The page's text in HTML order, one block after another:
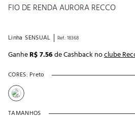
FIO DE RENDA AURORA RECCO
Linha SENSUAL Ref.:18368
GanheR$ 7.56de Cashback noclube
CORES: Preto
TAMANHOS